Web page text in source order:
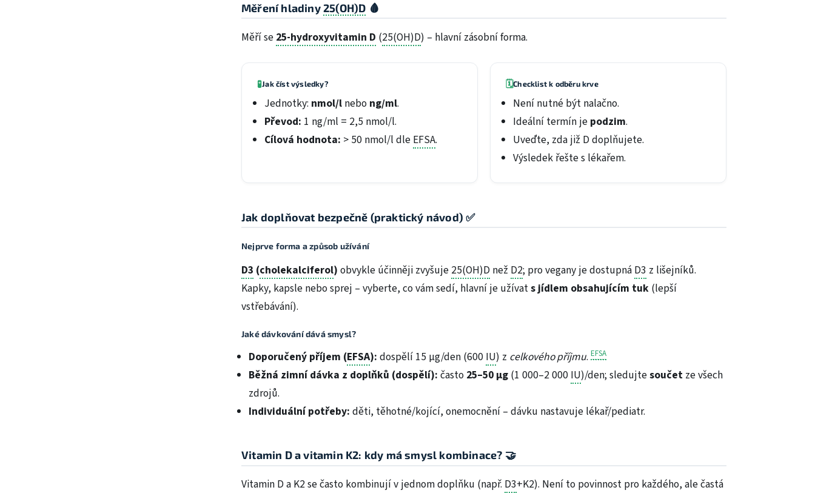
Měření hladiny25(OH)D 🩸
Měří se 25-hydroxyvitamin D (25(OH)D) – hlavní zásobní forma.
🧪Jak číst výsledky?
Jednotky: nmol/l nebo ng/ml.
Převod: 1 ng/ml = 2,5 nmol/l.
Cílová hodnota: > 50 nmol/l dle EFSA.
🗓️Checklist k odběru krve
Není nutné být nalačno.
Ideální termín je podzim.
Uveďte, zda již D doplňujete.
Výsledek řešte s lékařem.
Jak doplňovat bezpečně (praktický návod) ✅
Nejprve forma a způsob užívání
D3 (cholekalciferol) obvykle účinněji zvyšuje 25(OH)D než D2; pro vegany je dostupná D3 z lišejníků.
Kapky, kapsle nebo sprej – vyberte, co vám sedí, hlavní je užívats jídlem obsahujícím tuk (lepší
vstřebávání).
Jaké dávkování dává smysl?
Doporučený příjem (EFSA): dospělí 15 µg/den (600 IU) z celkového příjmu. EFSA
Běžná zimní dávka z doplňků (dospělí): často 25–50 µg (1 000–2 000 IU)/den; sledujtesoučet ze všech
zdrojů.
Individuální potřeby: děti, těhotné/kojící, onemocnění – dávku nastavuje lékař/pediatr.
Vitamin D a vitamin K2: kdy má smysl kombinace? 🤝
Vitamin D a K2 se často kombinují v jednom doplňku (např. D3+K2). Není to povinnost pro každého, ale častá